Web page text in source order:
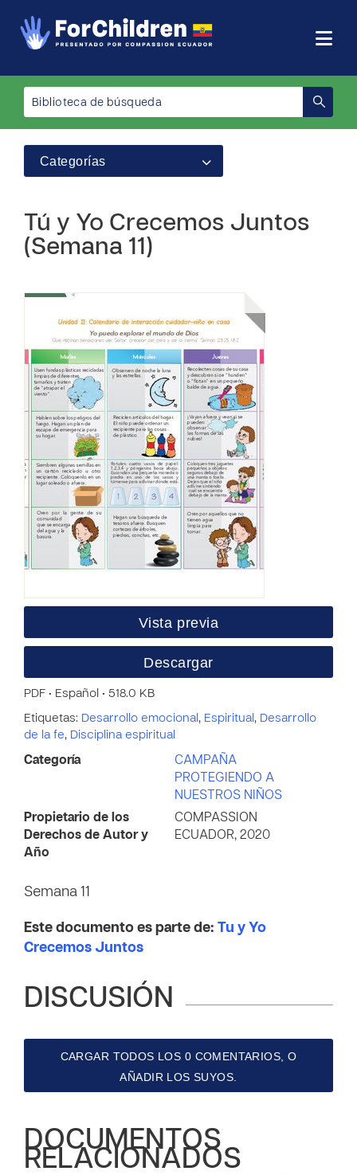
Categorías
Tú y Yo Crecemos Juntos
(Semana 11)
Vista previa
Descargar
PDF • Español • 518.0 KB
Etiquetas: Desarrollo emocional , Espiritual , Desarrollo
de la fe, Disciplina espiritual
Categoría
CAMPAÑA
PROTEGIENDO A
NUESTROS NIÑOS
Propietario de los
Derechos de Autor y
Año
COMPASSION
ECUADOR, 2020
Semana 11
Este documento es parte de: Tu y Yo
Crecemos Juntos
DISCUSIÓN
CARGAR TODOS LOS 0 COMENTARIOS, O
AÑADIR LOS SUYOS.
DOCUMENTOS
RELACIONADOS